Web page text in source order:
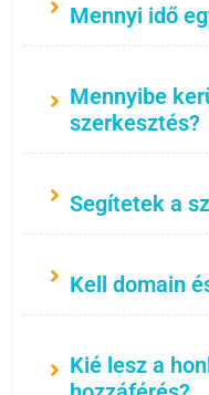
Mennyi idő
Mennyibe
szerkesztés?
Segítetek a
Kell domain
Kié lesz a